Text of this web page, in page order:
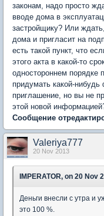
законам, надо просто
вводе дома в
застройщику? Или
дома и пригласит на
есть такой пункт, что
этого акта в какой-то
одностороннем порядке
придумать какой-
приглашение, но вы не
этой новой
Сообщение
Valeriya777
20 Nov 2013
IMPERATOR, on 20 Nov
Деньги внесли с утра и
это 100 %.